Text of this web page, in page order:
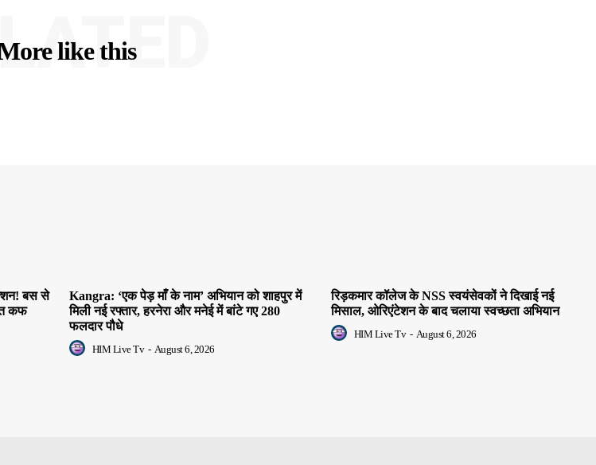
like this
बस से
कफ
Kangra: ‘एक पेड़ माँ के नाम’ अभियान को शाहपुर में
मिली नई रफ्तार, हरनेरा और मनेई में बांटे गए 280
फलदार पौधे
HIM Live Tv - August 6, 2026
रिड़कमार कॉलेज के NSS स्वयंसेवकों ने दिखाई नई
मिसाल, ओरिएंटेशन के बाद चलाया स्वच्छता अभियान
HIM Live Tv - August 6, 2026